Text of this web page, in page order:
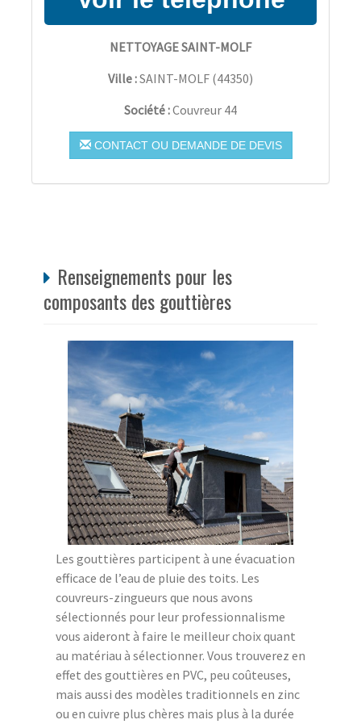
NETTOYAGE SAINT-MOLF
Ville :SAINT-MOLF (44350)
Société :Couvreur 44
CONTACT OU DEMANDE DE DEVIS
Renseignements pour les
composants des gouttières
Les gouttières participent à une évacuation
efficace de l’eau de pluie des toits. Les
couvreurs-zingueurs que nous avons
sélectionnés pour leur professionnalisme
vous aideront à faire le meilleur choix quant
au matériau à sélectionner. Vous trouverez en
effet des gouttières en PVC, peu coûteuses,
mais aussi des modèles traditionnels en zinc
ou en cuivre plus chères mais plus à la durée